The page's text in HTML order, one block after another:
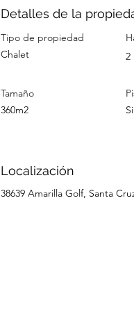
Detalles de la
Tipo de propiedad
Chalet
2
Tamaño
360m2
Si
Localización
38639 Amarilla Golf, Santa